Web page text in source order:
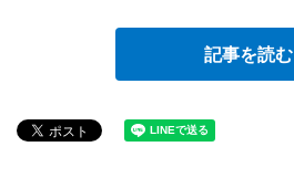
記事を読む